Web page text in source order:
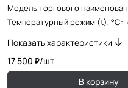
Модель торгового
Температурный режим (t), °С:
Показать характеристики
17 500 ₽/шт
В корзину